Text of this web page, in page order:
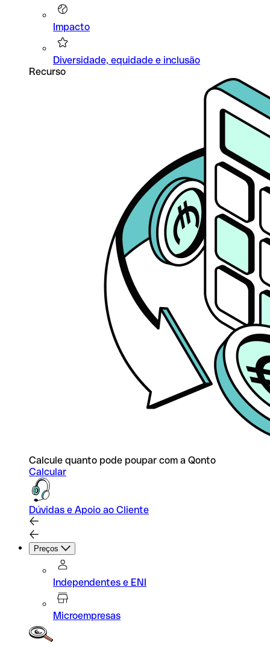
Impacto
Diversidade, equidade e inclusão
Recurso
Calcule quanto pode poupar com a Qonto
Calcular
Dúvidas e Apoio ao Cliente
Preços
Independentes e ENI
Microempresas